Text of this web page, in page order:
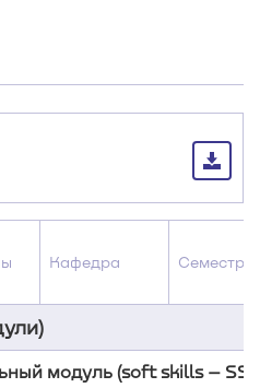
Кафедра Семестры
модуль (soft skills – SS)